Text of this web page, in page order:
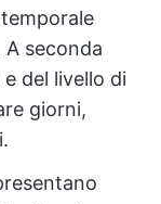
seconda
del livello di
giorni,